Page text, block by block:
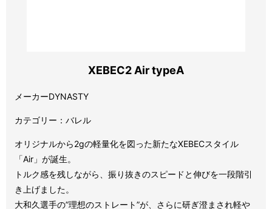
XEBEC2 Air typeA
メーカーDYNASTY
カテゴリー：バレル
オリジナルから2gの軽量化を図った新たなXEBECスタイル
「Air」が誕生。
トルク感を残しながら、振り抜きのスピードと伸びを一段階引
き上げました。
大和久選手の”理想のストレート”が、さらに研ぎ澄まされ軽や